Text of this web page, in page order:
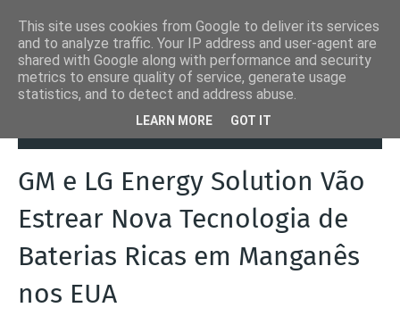
Autoads.pt
GM e LG Energy Solution Vão Estrear
GM e LG Energy Solution Vão
Estrear Nova Tecnologia de
Baterias Ricas em Manganês
nos EUA
This site uses cookies from Google to deliver its services
and to analyze traffic. Your IP address and user-agent are
shared with Google along with performance and security
metrics to ensure quality of service, generate usage
statistics, and to detect and address abuse.
LEARN MORE GOT IT